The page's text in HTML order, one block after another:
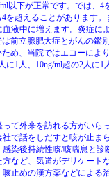
以下が正常です。では、4
超えることがあります。
液中に増えます。炎症に
前立腺肥大症とがんの鑑
め、当院ではエコーによ
に1人、10ng/ml超の2人に1
て外来を訪れる方がいら
で話をしだすと咳が止ま
染後持続性咳/咳喘息と診
など、気道がデリケート
止めの漢方薬などによる